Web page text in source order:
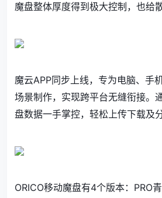
魔盘整体厚度得到极大控制，也给
魔云APP同步上线，专为电脑、手
场景制作，实现跨平台无缝衔接。
盘数据一手掌控，轻松上传下载及
ORICO移动魔盘有4个版本：PRO